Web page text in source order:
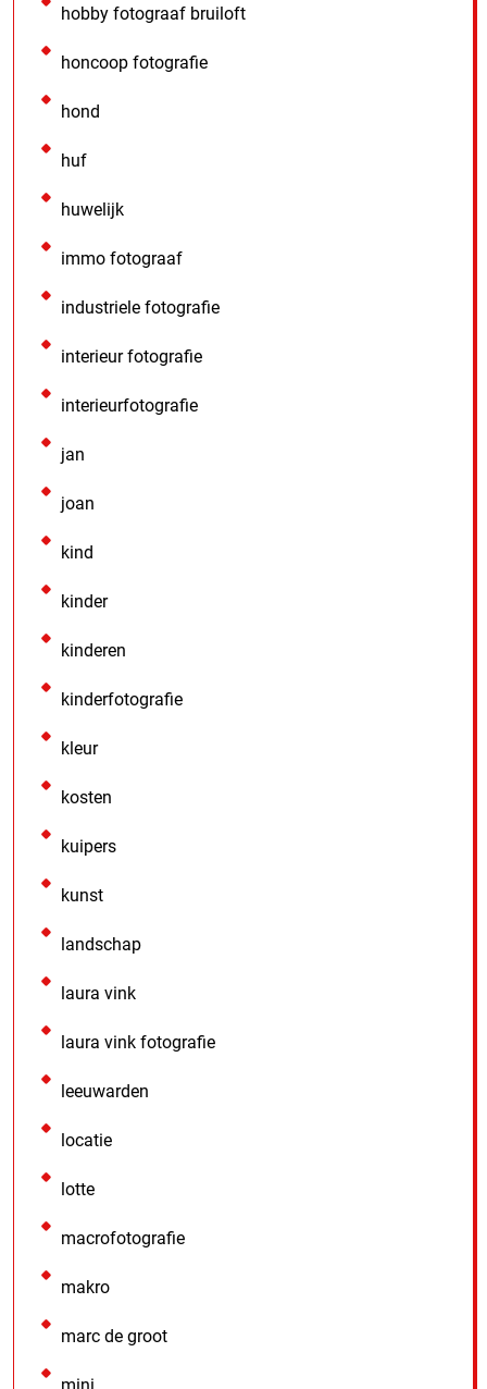
hobby fotograaf bruiloft
honcoop fotografie
hond
huf
huwelijk
immo fotograaf
industriele fotografie
interieur fotografie
interieurfotografie
jan
joan
kind
kinder
kinderen
kinderfotografie
kleur
kosten
kuipers
kunst
landschap
laura vink
laura vink fotografie
leeuwarden
locatie
lotte
macrofotografie
makro
marc de groot
mini